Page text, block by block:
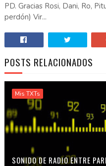
PD. Gracias Rosi, Dani, Ro,
perdón) Vir...
POSTS RELACIONADOS
Mis TXTs
SONIDO DE RADIO ENTRE